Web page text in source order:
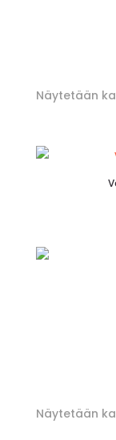
Näytetään
Näytetään